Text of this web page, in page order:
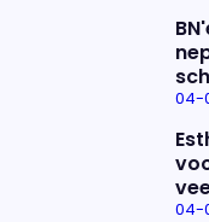
04-
04-